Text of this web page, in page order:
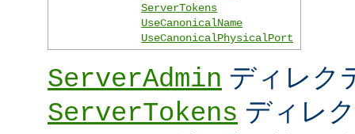
ServerTokens
UseCanonicalName
UseCanonicalPhysicalPort
ServerAdmin ディレク
ServerTokens ディレ